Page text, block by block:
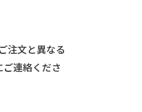
注文と異なる
連絡くださ